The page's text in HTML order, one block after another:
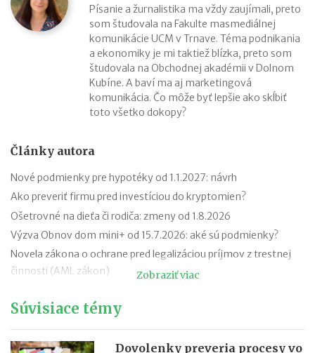
Písanie a žurnalistika ma vždy zaujímali, preto
som študovala na Fakulte masmediálnej
komunikácie UCM v Trnave. Téma podnikania
a ekonomiky je mi taktiež blízka, preto som
študovala na Obchodnej akadémii v Dolnom
Kubíne. A baví ma aj marketingová
komunikácia. Čo môže byť lepšie ako skĺbiť
toto všetko dokopy?
Články autora
Nové podmienky pre hypotéky od 1.1.2027: návrh
Ako preveriť firmu pred investíciou do kryptomien?
Ošetrovné na dieťa či rodiča: zmeny od 1.8.2026
Výzva Obnov dom mini+ od 15.7.2026: aké sú podmienky?
Novela zákona o ochrane pred legalizáciou príjmov z trestnej
činnosti (AML zákon)
Sviatok sv. Cyrila a Metoda 2026 už bez zatvorených obchodov
Nabíjanie elektromobilu v zahraničí: roaming, aplikácie,
plánovanie cesty
Zobraziť viac
Súvisiace témy
Dovolenky preveria procesy vo